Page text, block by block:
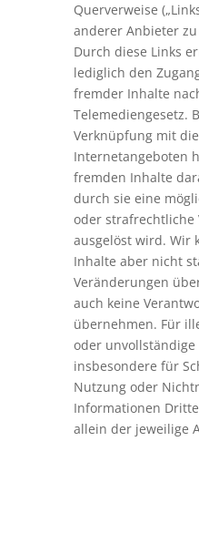
Querverweise
anderer Anbieter
Durch diese Links
lediglich den
fremder Inhalte
Telemediengesetz.
Verknüpfung mit
Internetangeboten
fremden Inhalte
durch sie eine
oder strafrechtliche
ausgelöst wird. Wir
Inhalte aber nicht
Veränderungen
auch keine
übernehmen. Für
oder
insbesondere für
Nutzung oder
Informationen
allein der jeweilige